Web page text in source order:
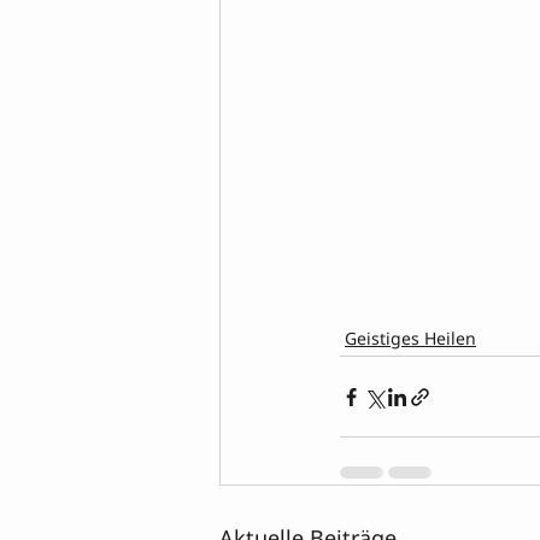
Geistiges Heilen